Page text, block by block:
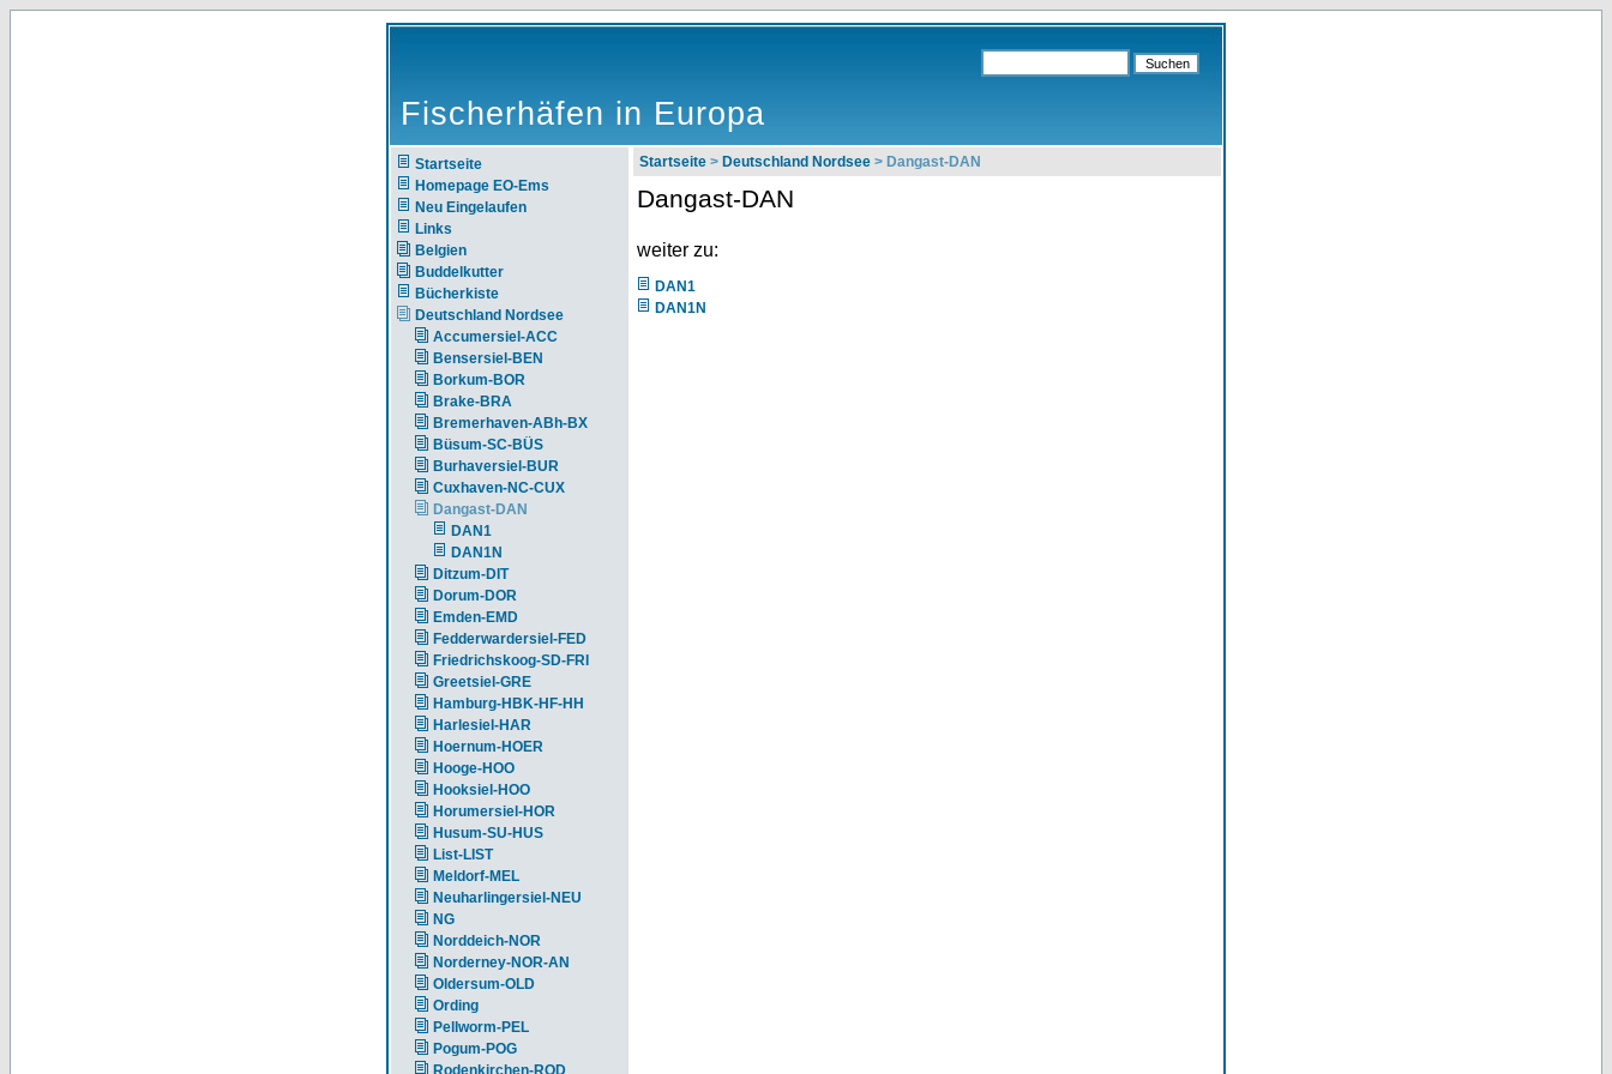
Fischerhäfen in Europa
Startseite
Homepage EO-Ems
Neu Eingelaufen
Links
Belgien
Buddelkutter
Bücherkiste
Deutschland Nordsee
Accumersiel-ACC
Bensersiel-BEN
Borkum-BOR
Brake-BRA
Bremerhaven-ABh-BX
Büsum-SC-BÜS
Burhaversiel-BUR
Cuxhaven-NC-CUX
Dangast-DAN
DAN1
DAN1N
Ditzum-DIT
Dorum-DOR
Emden-EMD
Fedderwardersiel-FED
Friedrichskoog-SD-FRI
Greetsiel-GRE
Hamburg-HBK-HF-HH
Harlesiel-HAR
Hoernum-HOER
Hooge-HOO
Hooksiel-HOO
Horumersiel-HOR
Husum-SU-HUS
List-LIST
Meldorf-MEL
Neuharlingersiel-NEU
NG
Norddeich-NOR
Norderney-NOR-AN
Oldersum-OLD
Ording
Pellworm-PEL
Pogum-POG
Rodenkirchen-ROD
Startseite > Deutschland Nordsee > Dangast-DAN
Dangast-DAN
weiter zu:
DAN1
DAN1N